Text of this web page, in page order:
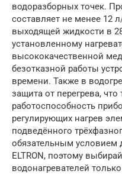
водоразборных точек.
составляет не менее 12
выходящей жидкости в
установленному
высококачественной
безотказной работы
времени. Также в
защита от перегрева,
работоспособность
регулирующих нагрев
подведённого
обязательным условием
ELTRON, поэтому
водонагревателей